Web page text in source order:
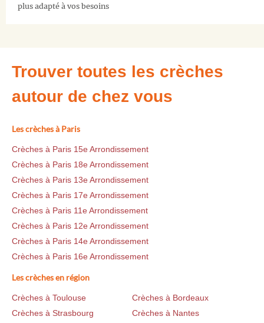
plus adapté à vos besoins
Trouver toutes les crèches
autour de chez vous
Les crèches à Paris
Crèches à Paris 15e Arrondissement
Crèches à Paris 18e Arrondissement
Crèches à Paris 13e Arrondissement
Crèches à Paris 17e Arrondissement
Crèches à Paris 11e Arrondissement
Crèches à Paris 12e Arrondissement
Crèches à Paris 14e Arrondissement
Crèches à Paris 16e Arrondissement
Les crèches en région
Crèches à Toulouse
Crèches à Bordeaux
Crèches à Strasbourg
Crèches à Nantes